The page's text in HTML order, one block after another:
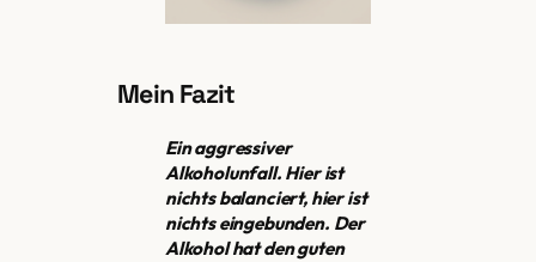
Mein Fazit
Ein aggressiver
Alkoholunfall. Hier ist
nichts balanciert, hier ist
nichts eingebunden. Der
Alkohol hat den guten